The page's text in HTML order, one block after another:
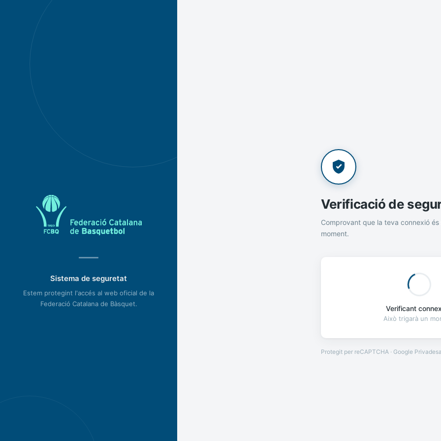
Sistema de seguretat
Estem protegint l'accés al web oficial de la
Federació Catalana de Bàsquet.
Verificació de
Comprovant que la teva connexió és
moment.
Verificant
Això trigarà un
Protegit per reCAPTCHA · Google Privadesa